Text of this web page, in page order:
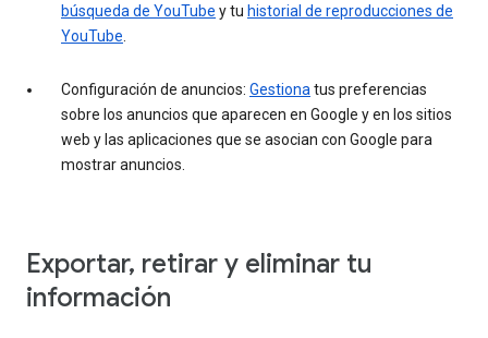
búsqueda de YouTube y tu historial de reproducciones de
YouTube
Configuración de anuncios: Gestiona tus preferencias
sobre los anuncios que aparecen en Google y en los sitios
web y las aplicaciones que se asocian con Google para
mostrar anuncios.
Exportar, retirar y eliminar tu
información